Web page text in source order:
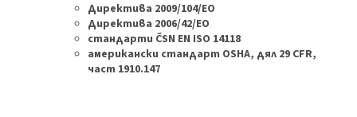
Директива 2009/104/ЕО
Директива 2006/42/ЕО
стандарти ČSN EN ISO 14118
американски стандарт OSHA, дял 29 CFR,
част 1910.147